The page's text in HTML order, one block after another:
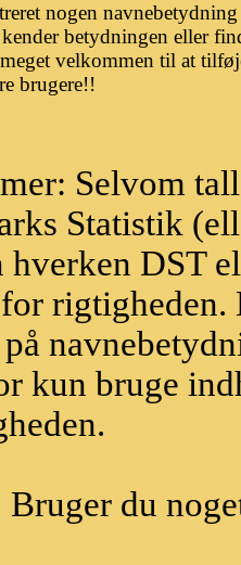
nogen
betydningen eller
velkommen til at
brugere!!
Selvom
Statistik
hverken DST
kun bruge
du